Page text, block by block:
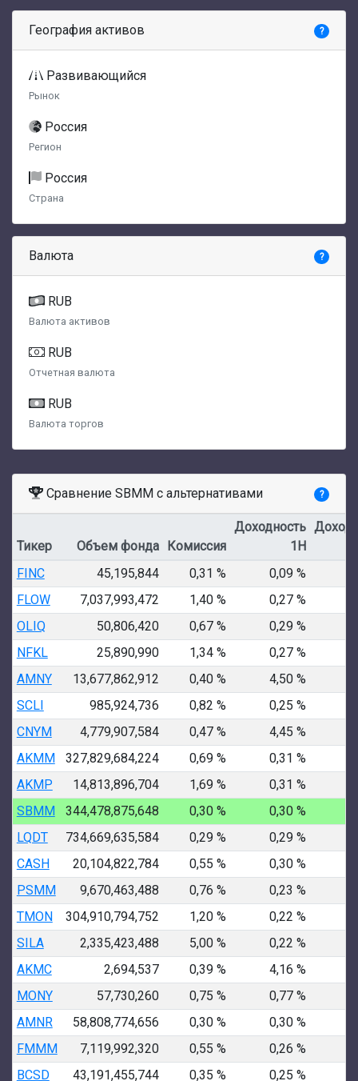
География активов ?
Развивающийся
Рынок
Россия
Регион
Россия
Страна
Валюта ?
RUB
Валюта активов
RUB
Отчетная валюта
RUB
Валюта торгов
Сравнение SBMM с альтернативами ?
Тикер Объем фонда Комиссия
Доходность
1Н
FINC 45,195,844 0,31 % 0,09 %
FLOW
7,037,993,472 1,40 % 0,27 %
OLIQ
50,806,420 0,67 % 0,29 %
NFKL
25,890,990 1,34 % 0,27 %
AMNY
13,677,862,912 0,40 % 4,50 %
SCLI
985,924,736 0,82 % 0,25 %
CNYM
4,779,907,584 0,47 % 4,45 %
AKMM
327,829,684,224 0,69 % 0,31 %
AKMP
14,813,896,704 1,69 % 0,31 %
SBMM
344,478,875,648 0,30 % 0,30 %
LQDT
734,669,635,584 0,29 % 0,29 %
CASH
20,104,822,784 0,55 % 0,30 %
PSMM
9,670,463,488 0,76 % 0,23 %
TMON
304,910,794,752 1,20 % 0,22 %
SILA
2,335,423,488 5,00 % 0,22 %
AKMC
2,694,537 0,39 % 4,16 %
MONY
57,730,260 0,75 % 0,77 %
AMNR
58,808,774,656 0,30 % 0,30 %
FMMM
7,119,992,320 0,55 % 0,26 %
BCSD
43,191,455,744 0,35 % 0,25 %